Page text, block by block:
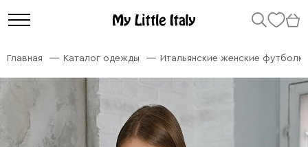
Главная Каталог одежды Итальянские женские футболки